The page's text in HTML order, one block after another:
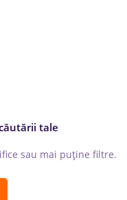
tale
sau mai puține filtre.